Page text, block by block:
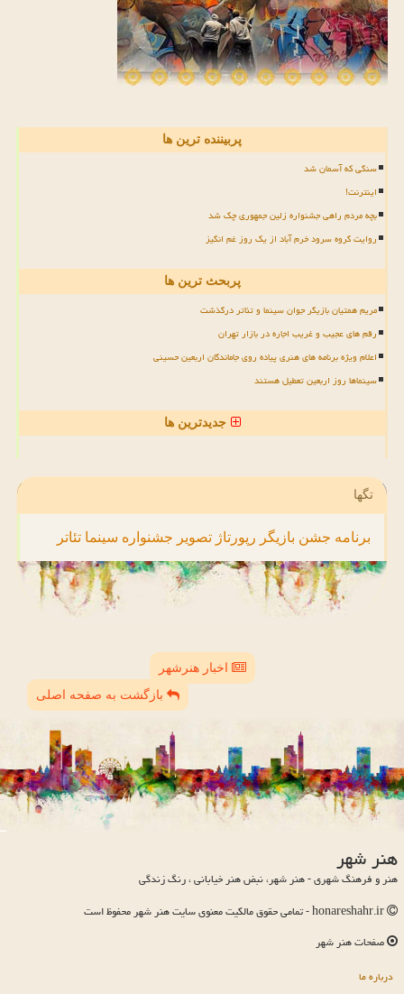
پربیننده ترین ها
سنگی که آسمان شد
اینترنت!
بچه مردم راهی جشنواره زلین جمهوری چک شد
روایت گروه سرود خرم آباد از یک روز غم انگیز
پربحث ترین ها
مریم همتیان بازیگر جوان سینما و تئاتر درگذشت
رقم های عجیب و غریب اجاره در بازار تهران
اعلام ویژه برنامه های هنری پیاده روی جاماندگان اربعین حسینی
سینماها روز اربعین تعطیل هستند
جدیدترین ها
تگها
برنامه جشن بازیگر رپورتاژ تصویر جشنواره سینما تئاتر
اخبار هنرشهر
بازگشت به صفحه اصلی
هنر شهر
هنر و فرهنگ شهری - هنر شهر، نبض هنر خیابانی ، رنگ زندگی
صفحات هنر شهر
درباره ما